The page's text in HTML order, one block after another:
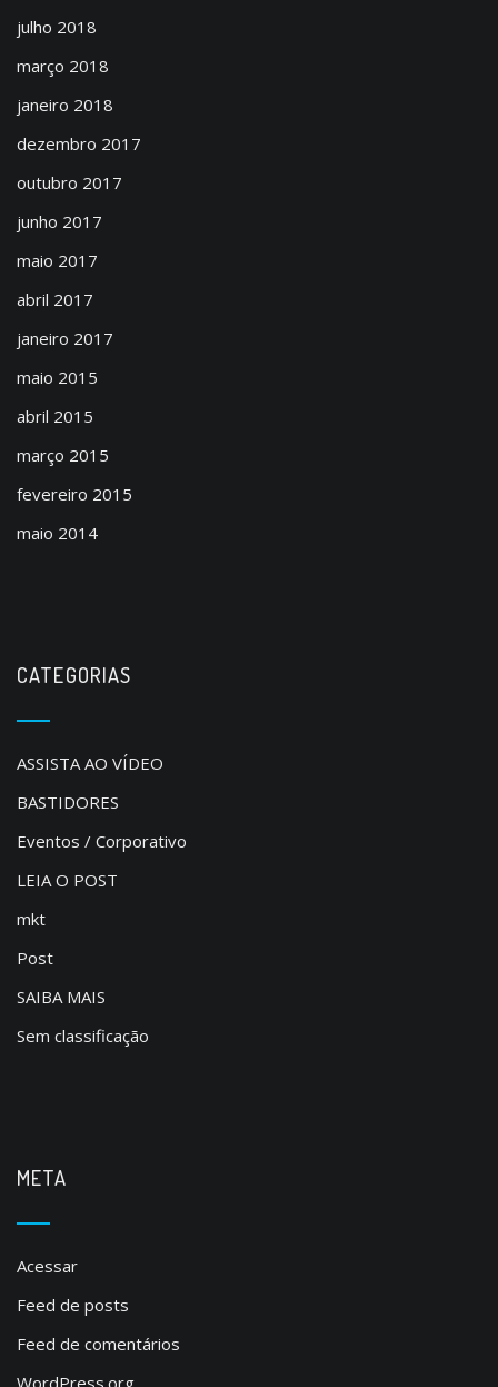
julho 2018
março 2018
janeiro 2018
dezembro 2017
outubro 2017
junho 2017
maio 2017
abril 2017
janeiro 2017
maio 2015
abril 2015
março 2015
fevereiro 2015
maio 2014
CATEGORIAS
ASSISTA AO VÍDEO
BASTIDORES
Eventos / Corporativo
LEIA O POST
mkt
Post
SAIBA MAIS
Sem classificação
META
Acessar
Feed de posts
Feed de comentários
WordPress.org